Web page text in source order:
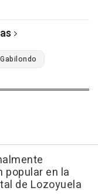
popular en la
de Lozoyuela